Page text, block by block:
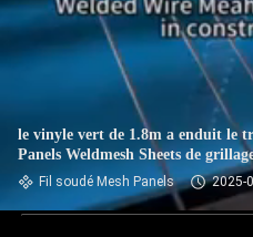
le vinyle vert de 1.8m a enduit le
Panels Weldmesh Sheets de
Fil soudé Mesh Panels 2025-